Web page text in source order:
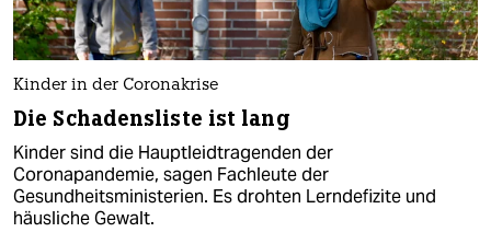
Kinder in der Coronakrise
Die Schadensliste ist lang
Kinder sind die Hauptleidtragenden der
Coronapandemie, sagen Fachleute der
Gesundheitsministerien. Es drohten Lerndefizite und
häusliche Gewalt.